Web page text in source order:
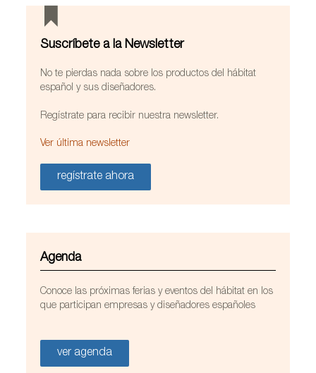
Suscríbete a la Newsletter
No te pierdas nada sobre los productos del hábitat
español y sus diseñadores.
Regístrate para recibir nuestra newsletter.
Ver última newsletter
regístrate ahora
Agenda
Conoce las próximas ferias y eventos del hábitat en los
que participan empresas y diseñadores españoles
ver agenda